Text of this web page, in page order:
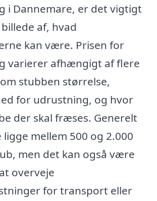
i Dannemare, er det vigtigt
af, hvad
kan være. Prisen for
varierer afhængigt af flere
stubben størrelse,
for udrustning, og hvor
der skal fræses. Generelt
mellem 500 og 2.000
men det kan også være
overveje
for transport eller